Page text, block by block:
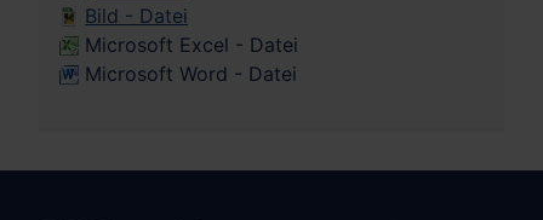
Bild - Datei
Microsoft Excel - Datei
Microsoft Word - Datei